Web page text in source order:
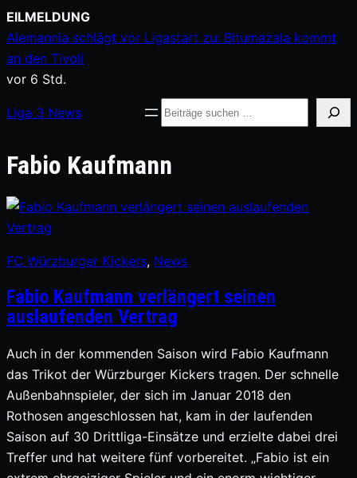
Zum
Inhalt
springen
EILMELDUNG
Alemannia schlägt vor Ligastart zu: Bitumazala kommt
an den Tivoli
vor 6 Std.
Liga 3 News Suche
Fabio Kaufmann
FC Würzburger Kickers, News
Fabio Kaufmann verlängert seinen
auslaufenden Vertrag
Auch in der kommenden Saison wird Fabio Kaufmann
das Trikot der Würzburger Kickers tragen. Der schnelle
Außenbahnspieler, der sich im Januar 2018 den
Rothosen angeschlossen hat, kam in der laufenden
Saison auf 30 Drittliga-Einsätze und erzielte dabei drei
Treffer und hat weitere fünf vorbereitet. „Fabio ist ein